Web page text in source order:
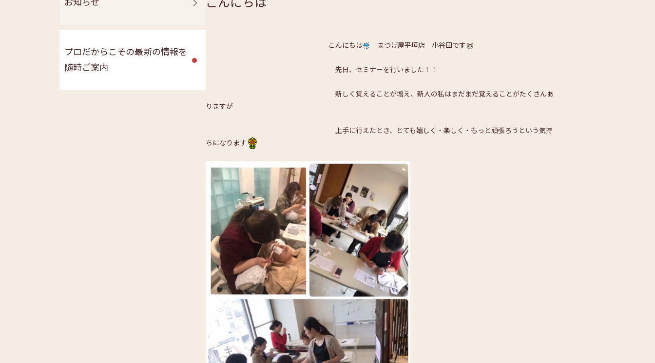
お知らせ
プロだからこその最新の情報を
随時ご案内
こんにちは まつげ屋平垣店 小谷田です
先日、セミナーを行いました！！
新しく覚えることが増え、新人の私はまだまだ覚えることがたくさんあ
りますが
上手に行えたとき、とても嬉しく・楽しく・もっと頑張ろうという気持
ちになります